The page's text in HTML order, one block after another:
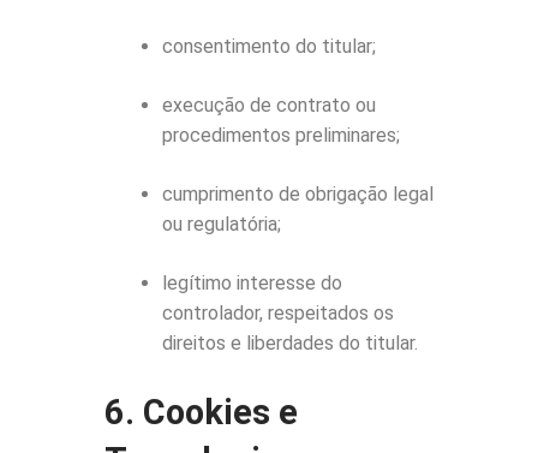
consentimento do titular;
execução de contrato ou
procedimentos preliminares;
cumprimento de obrigação legal
ou regulatória;
legítimo interesse do
controlador, respeitados os
direitos e liberdades do titular.
6. Cookies e